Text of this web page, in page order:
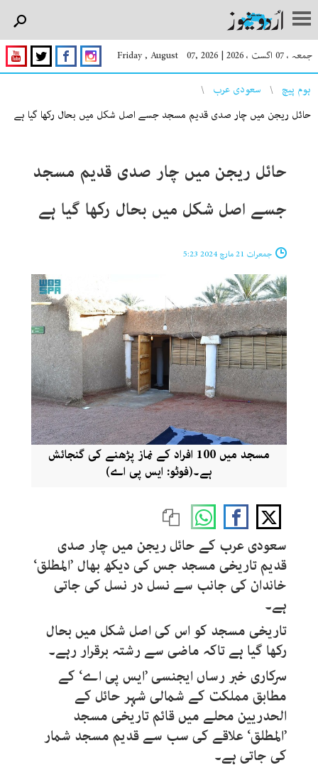
جمعہ ، 07 اگست ، 2026 |
Friday , August 07, 2026
You are here
ہوم پیچ
سعودی عرب
حائل ریجن میں چار صدی قدیم مسجد جسے اصل شکل میں بحال رکھا گیا ہے
حائل ریجن میں چار صدی قدیم مسجد
جسے اصل شکل میں بحال رکھا گیا ہے
جمعرات 21 مارچ 2024 5:23
مسجد میں 100 افراد کے نماز پڑھنے کی گنجائش
ہے۔(فوٹو: ایس پی اے)
سعودی عرب کے حائل ریجن میں چار صدی
قدیم تاریخی مسجد جس کی دیکھ بھال ’المطلق‘
خاندان کی جانب سے نسل در نسل کی جاتی
ہے۔
تاریخی مسجد کو اس کی اصل شکل میں بحال
رکھا گیا ہے تاکہ ماضی سے رشتہ برقرار رہے۔
سرکاری خبر رساں ایجنسی ’ایس پی اے‘ کے
مطابق مملکت کے شمالی شہر حائل کے
الحدریین محلے میں قائم تاریخی مسجد
’المطلق‘ علاقے کی سب سے قدیم مسجد شمار
کی جاتی ہے۔